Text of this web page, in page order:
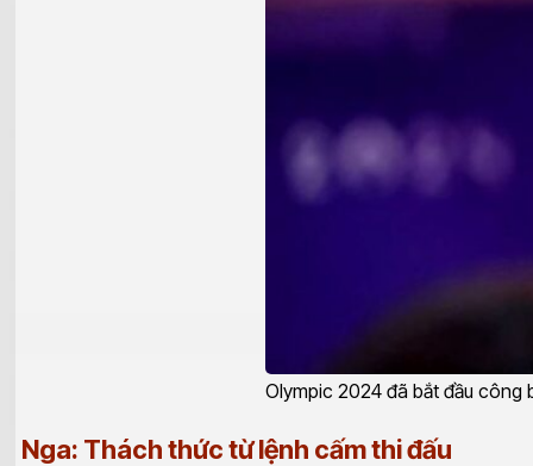
Olympic 2024 đã bắt đầu
Nga: Thách thức từ lệnh cấm thi đấu